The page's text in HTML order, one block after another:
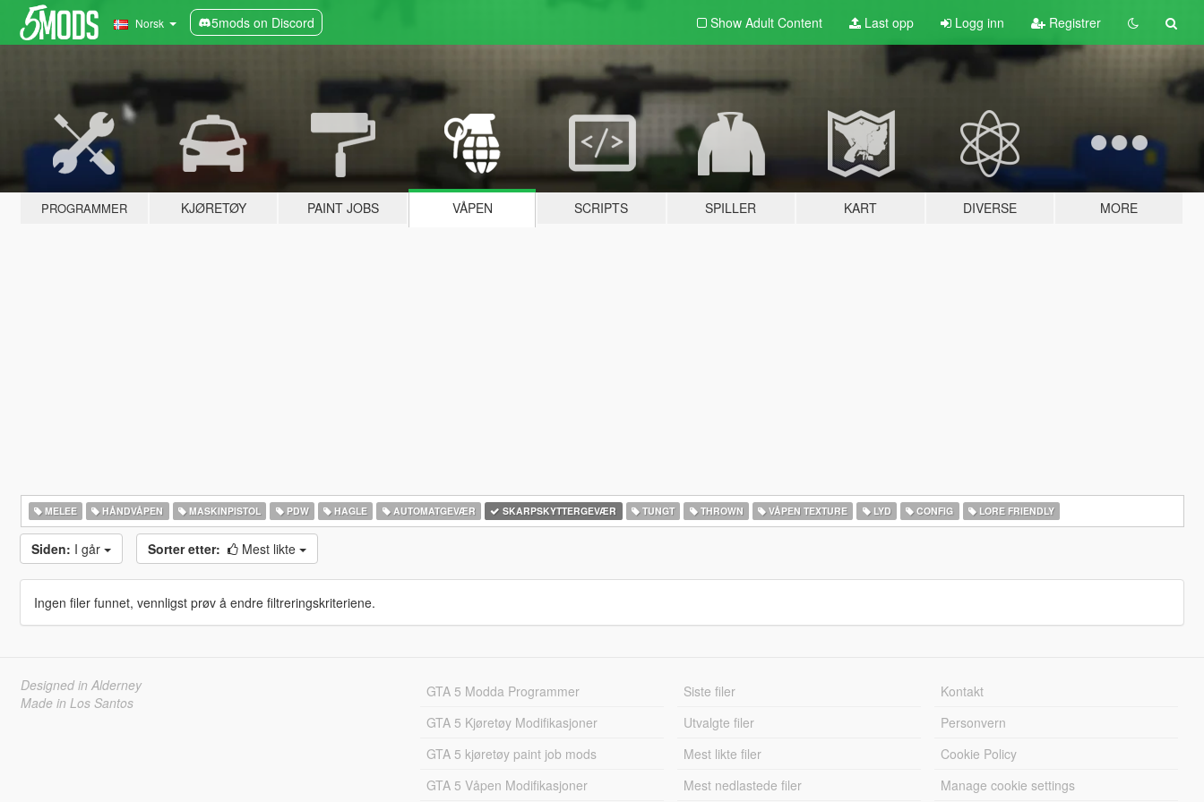
Norsk 5mods on Discord Show Adult Content Last opp Logg inn Registrer
PROGRAMMER KJØRETØY PAINT JOBS VÅPEN SCRIPTS SPILLER KART DIVERSE MORE
MELEE HÅNDVÅPEN MASKINPISTOL PDW HAGLE AUTOMATGEVÆR SKARPSKYTTERGEVÆR TUNGT THROWN VÅPEN TEXTURE LYD CONFIG LORE FRIENDLY
Siden: I går Sorter etter: Mest likte
Ingen filer funnet, vennligst prøv å endre filtreringskriteriene.
Designed in Alderney
Made in Los Santos
GTA 5 Modda Programmer
GTA 5 Kjøretøy Modifikasjoner
GTA 5 kjøretøy paint job mods
GTA 5 Våpen Modifikasjoner
Siste filer
Utvalgte filer
Mest likte filer
Mest nedlastede filer
Kontakt
Personvern
Cookie Policy
Manage cookie settings